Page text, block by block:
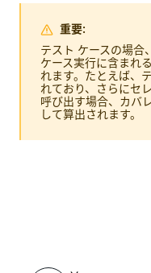
重要:
テスト ケースの場合
ケース実行に含まれ
れます。たとえば、
れており、さらにセ
呼び出す場合、カバ
して算出されます。